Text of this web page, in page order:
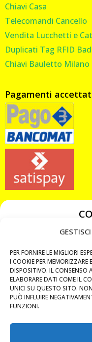
PER FORNIRE LE MIGLIORI
I COOKIE PER MEMORIZZARE
DISPOSITIVO. IL CONSENSO
ELABORARE DATI COME IL
UNICI SU QUESTO SITO.
PUÒ INFLUIRE
FUNZIONI.
Chiavi Casa
Telecomandi Cancello
Vendita Lucchetti e
Duplicati Tag RFID
Chiavi Bauletto Milano
Pagamenti
349 3863811
Privacy Policy
Cookie Policy